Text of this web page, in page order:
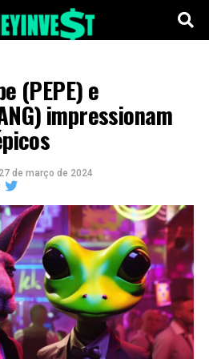
(PEPE) e
impressionam
27 de março de 2024